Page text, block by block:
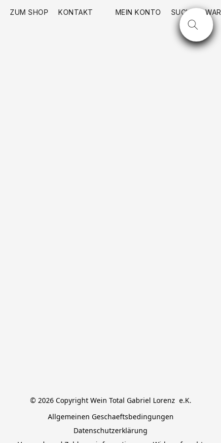
ZUM SHOP KONTAKT MEIN KONTO SUCHE
© 2026 Copyright Wein Total Gabriel Lorenz  e.K.
Allgemeinen Geschaeftsbedingungen
Datenschutzerklärung